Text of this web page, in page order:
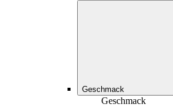
Geschmack
Geschmack